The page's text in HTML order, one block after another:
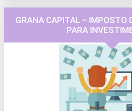
GRANA CAPITAL – IMPOSTO
PARA